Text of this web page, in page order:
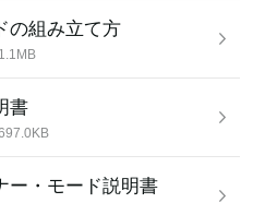
の組み立て方
書
ー・モード説明書